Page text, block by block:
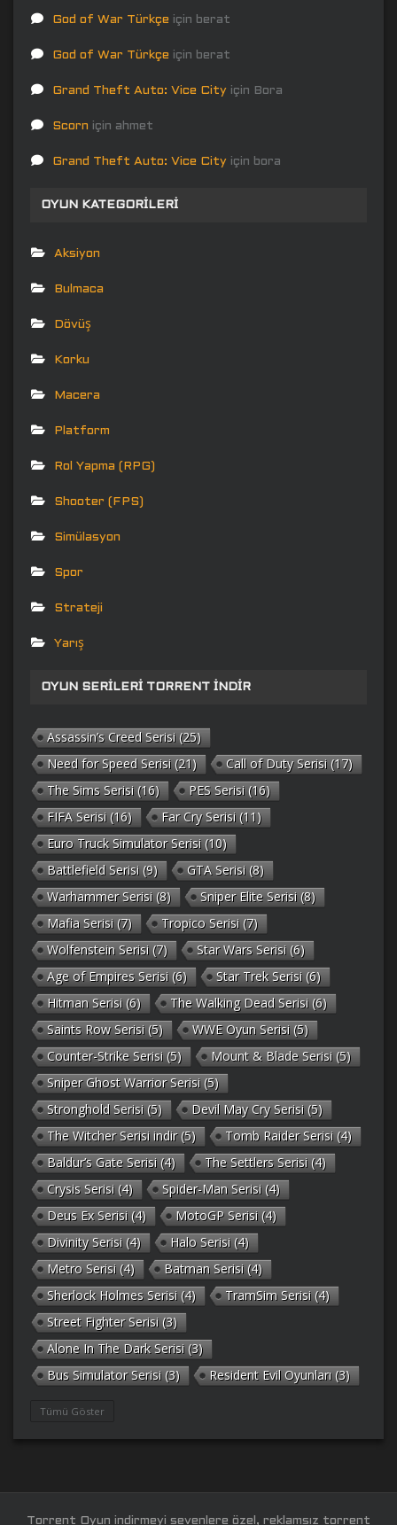
God of War Türkçe için berat
God of War Türkçe için berat
Grand Theft Auto: Vice City için Bora
Scorn için ahmet
Grand Theft Auto: Vice City için bora
OYUN KATEGORILERI
Aksiyon
Bulmaca
Dövüş
Korku
Macera
Platform
Rol Yapma (RPG)
Shooter (FPS)
Simülasyon
Spor
Strateji
Yarış
OYUN SERILERI TORRENT İNDIR
Assassin’s Creed Serisi (25)
Need for Speed Serisi (21) Call of Duty Serisi (17)
The Sims Serisi (16) PES Serisi (16)
FIFA Serisi (16) Far Cry Serisi (11)
Euro Truck Simulator Serisi (10)
Battlefield Serisi (9) GTA Serisi (8)
Warhammer Serisi (8) Sniper Elite Serisi (8)
Mafia Serisi (7) Tropico Serisi (7)
Wolfenstein Serisi (7) Star Wars Serisi (6)
Age of Empires Serisi (6) Star Trek Serisi (6)
Hitman Serisi (6) The Walking Dead Serisi (6)
Saints Row Serisi (5) WWE Oyun Serisi (5)
Counter-Strike Serisi (5) Mount & Blade Serisi (5)
Sniper Ghost Warrior Serisi (5)
Stronghold Serisi (5) Devil May Cry Serisi (5)
The Witcher Serisi indir(5) Tomb Raider Serisi (4)
Baldur’s Gate Serisi (4) The Settlers Serisi (4)
Crysis Serisi (4) Spider-Man Serisi (4)
Deus Ex Serisi (4) MotoGP Serisi (4)
Divinity Serisi (4) Halo Serisi (4)
Metro Serisi (4) Batman Serisi (4)
Sherlock Holmes Serisi (4) TramSim Serisi (4)
Street Fighter Serisi (3)
Alone In The Dark Serisi (3)
Bus Simulator Serisi (3) Resident Evil Oyunları (3)
Tümü Göster
Torrent Oyun indirmeyi sevenlere özel, reklamsız torrent